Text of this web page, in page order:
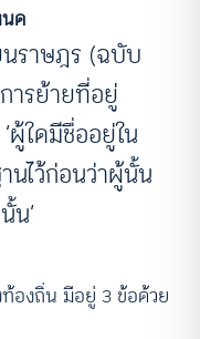
ด
ราษฎร (ฉบับ
ารย้ายที่อยู่
ผู้ใดมีชื่ออยู่ใน
นไว้ก่อนว่าผู้นั้น
น’
องถิ่น มีอยู่ 3 ข้อด้วย